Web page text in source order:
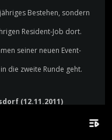
Bestehen, sondern
Resident-Job dort.
seiner neuen Event-
die zweite Runde geht.
(12.11.2011)
Specials
playlist_play